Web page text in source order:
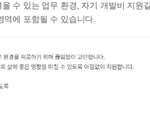
수 있는 업무 환경, 자기 개발비 지원
역에 포함될 수 있습니다.